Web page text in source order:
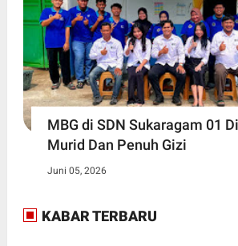
MBG di SDN Sukaragam 01
Murid Dan Penuh Gizi
Juni 05, 2026
KABAR TERBARU